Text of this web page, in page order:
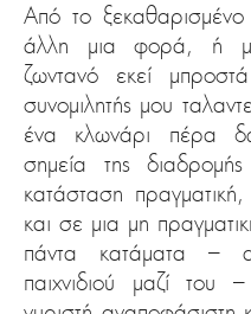
Από το
άλλη μια φορά, ή
ζωντανό εκεί
συνομιλητής μου
ένα κλωνάρι πέρα
σημεία της
κατάσταση
και σε μια μη
πάντα κατάματα –
παιχνιδιού μαζί